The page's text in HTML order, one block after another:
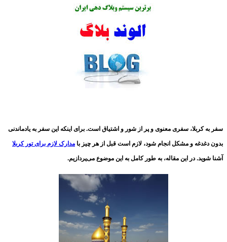
کربلا، سفری معنوی و پر از شور و اشتیاق است. برای اینکه این سفر به یادماندنی
دغدغه و مشکل انجام شود، لازم است قبل از هر چیز بامدارک لازم برای تور کربلا
شوید. در این مقاله، به طور کامل به این موضوع می‌پردازیم.